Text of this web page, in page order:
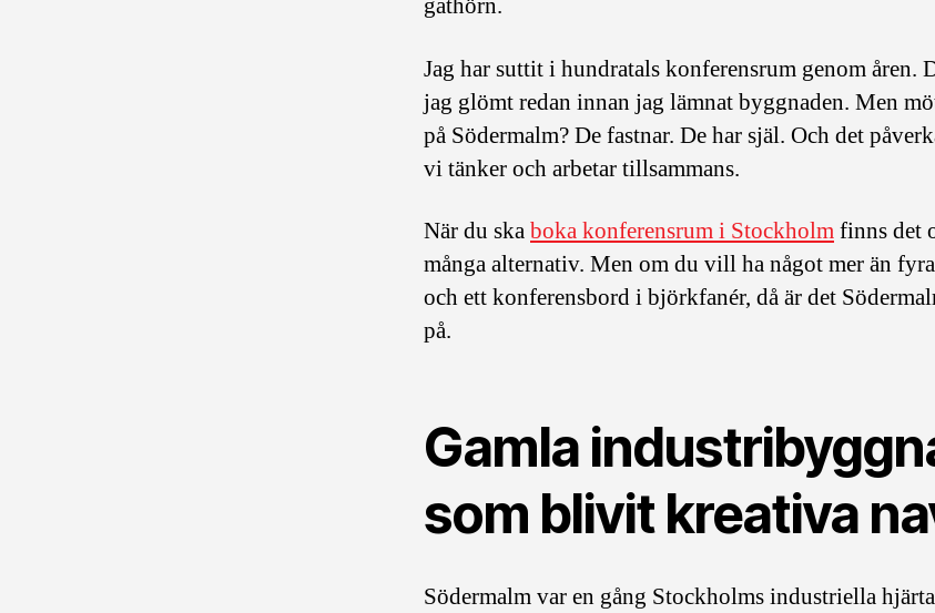
gathörn.
Jag har suttit i hundratals konferensrum genom åren.
jag glömt redan innan jag lämnat byggnaden. Men
på Södermalm? De fastnar. De har själ. Och det
vi tänker och arbetar tillsammans.
När du skaboka konferensrum i Stockholmfinns det
många alternativ. Men om du vill ha något mer än
och ett konferensbord i björkfanér, då är det
på.
Gamla
som blivit kreativa
Södermalm var en gång Stockholms industriella